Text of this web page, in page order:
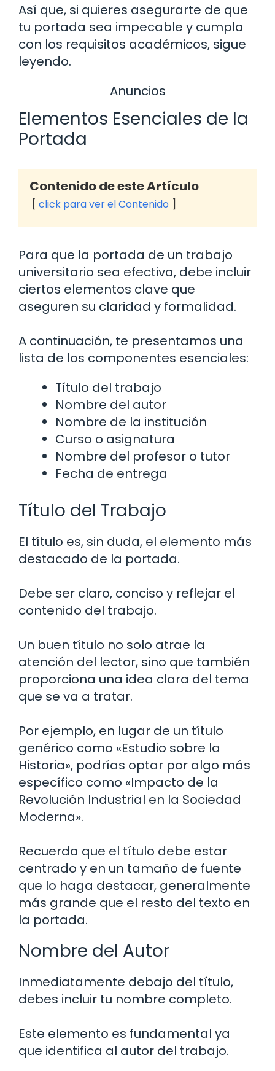
Así que, si quieres asegurarte de que
tu portada sea impecable y cumpla
con los requisitos académicos, sigue
leyendo.
Anuncios
Elementos Esenciales de la
Portada
Contenido de este Artículo
click para ver el Contenido
Para que la portada de un trabajo
universitario sea efectiva, debe incluir
ciertos elementos clave que
aseguren su claridad y formalidad.
A continuación, te presentamos una
lista de los componentes esenciales:
Título del trabajo
Nombre del autor
Nombre de la institución
Curso o asignatura
Nombre del profesor o tutor
Fecha de entrega
Título del Trabajo
El título es, sin duda, el elemento más
destacado de la portada.
Debe ser claro, conciso y reflejar el
contenido del trabajo.
Un buen título no solo atrae la
atención del lector, sino que también
proporciona una idea clara del tema
que se va a tratar.
Por ejemplo, en lugar de un título
genérico como «Estudio sobre la
Historia», podrías optar por algo más
específico como «Impacto de la
Revolución Industrial en la Sociedad
Moderna».
Recuerda que el título debe estar
centrado y en un tamaño de fuente
que lo haga destacar, generalmente
más grande que el resto del texto en
la portada.
Nombre del Autor
Inmediatamente debajo del título,
debes incluir tu nombre completo.
Este elemento es fundamental ya
que identifica al autor del trabajo.